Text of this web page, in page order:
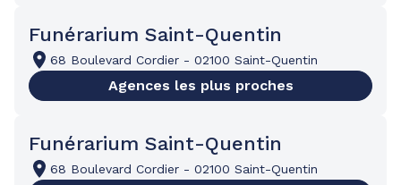
Funérarium Saint-Quentin
68 Boulevard Cordier - 02100 Saint-Quentin
Agences les plus proches
Funérarium Saint-Quentin
68 Boulevard Cordier - 02100 Saint-Quentin